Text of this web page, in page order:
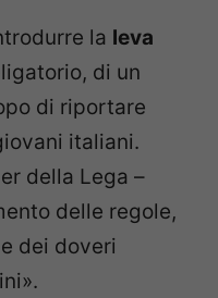
la leva
di un
di riportare
italiani.
della Lega –
delle regole,
dei doveri